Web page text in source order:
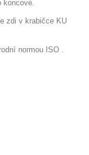
zdi v krabičce KU
normou ISO .